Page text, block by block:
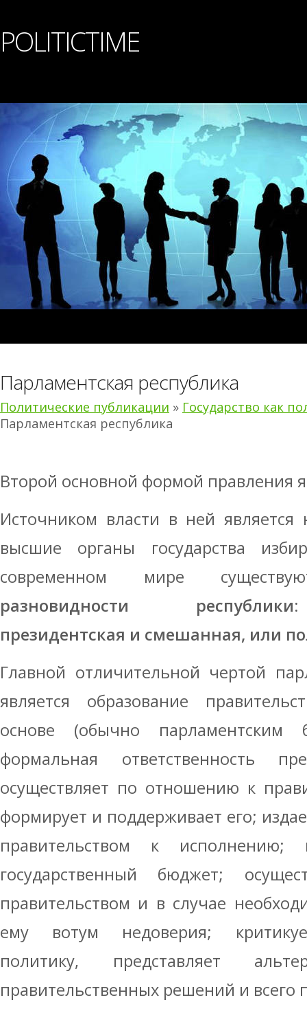
POLITICTIME
Парламентская республика
Политические публикации » Государство как
Парламентская республика
Второй основной формой правления
Источником власти в ней является
высшие органы государства
современном мире
разновидности
президентская и смешанная, или
Главной отличительной чертой
является образование
основе (обычно парламентским
формальная ответственность
осуществляет по отношению к
формирует и поддерживает его;
правительством к исполнению;
государственный бюджет;
правительством и в случае
ему вотум недоверия;
политику, представляет
правительственных решений и всего